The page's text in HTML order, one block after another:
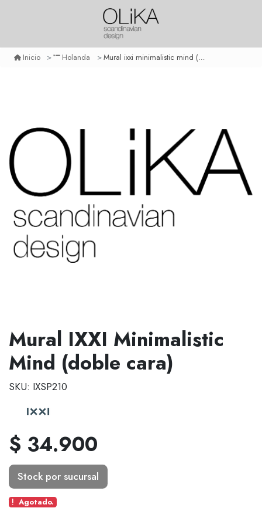
Inicio Holanda Mural ixxi minimalistic mind (doble cara)
Mural IXXI Minimalistic
Mind (doble cara)
SKU: IXSP210
$ 34.900
Stock por sucursal
Agotado.